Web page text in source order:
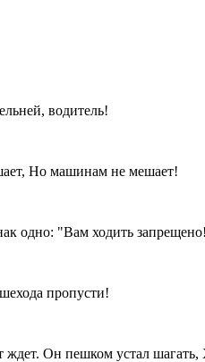
водитель!
Но машинам не мешает!
одно: "Вам ходить
пропусти!
ждет. Он пешком устал шагать,